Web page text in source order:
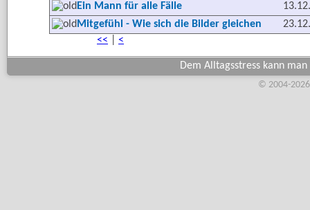
Ein Mann für alle Fälle
Mitgefühl - Wie sich die Bilder gleichen
<<
<
Dem Alltagsstress kann
© 2004-